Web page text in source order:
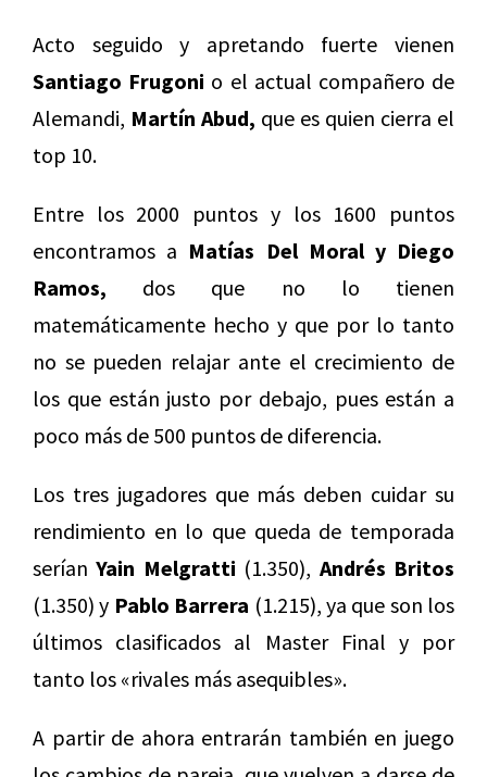
Acto seguido y apretando fuerte vienen
Santiago Frugoni o el actual compañero de
Alemandi, Martín Abud, que es quien cierra el
top 10.
Entre los 2000 puntos y los 1600 puntos
encontramos a Matías Del Moral y Diego
Ramos, dos que no lo tienen
matemáticamente hecho y que por lo tanto
no se pueden relajar ante el crecimiento de
los que están justo por debajo, pues están a
poco más de 500 puntos de diferencia.
Los tres jugadores que más deben cuidar su
rendimiento en lo que queda de temporada
seríanYain Melgratti (1.350), Andrés Britos
(1.350) y Pablo Barrera (1.215), ya que son los
últimos clasificados al Master Final y por
tanto los «rivales más asequibles».
A partir de ahora entrarán también en juego